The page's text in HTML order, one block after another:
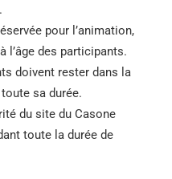
pour l’animation,
l’âge des participants.
doivent rester dans la
sa durée.
du site du Casone
toute la durée de